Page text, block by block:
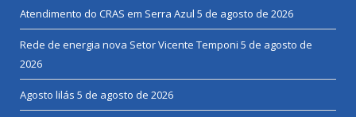
Atendimento do CRAS em Serra Azul 5 de agosto de 2026
Rede de energia nova Setor Vicente Temponi 5 de agosto de
2026
Agosto lilás 5 de agosto de 2026